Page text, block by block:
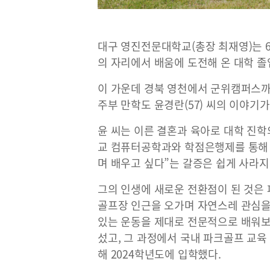
대구 영진전문대학교(총장 최재영)는
의 자리에서 배움에 도전해 온 대학
이 가운데 경북 영천에서 군위캠퍼스
주부 만학도 윤경란(57) 씨의 이야기
윤 씨는 이른 결혼과 육아로 대학 진
교 컴퓨터공학과와 학점은행제를 통
며 배우고 싶다”는 갈증은 쉽게 사라
그의 인생에 새로운 전환점이 된 것
골프장 인근을 오가며 자연스레 관심
있는 운동을 제대로 전문적으로 배워
섰고, 그 과정에서 국내 파크골프 교
해 2024학년도에 입학했다.